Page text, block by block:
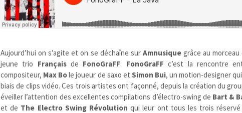
Aujourd’hui on s’agite et on se déchaîne sur Amnusiquegrâce au morceau
jeune trio Françaisde FonoGraFF. FonoGraFF c’est la rencontre
compositeur, Max Bole joueur de saxo et Simon Bui, un motion-designer
biais de clips vidéo. Ces trois artistes ont façonné, depuis la création du
éveiller l’attention des excellentes compilations d’électro-swing de Bart &
et de The Electro Swing Révolution qui leur ont tous les trois